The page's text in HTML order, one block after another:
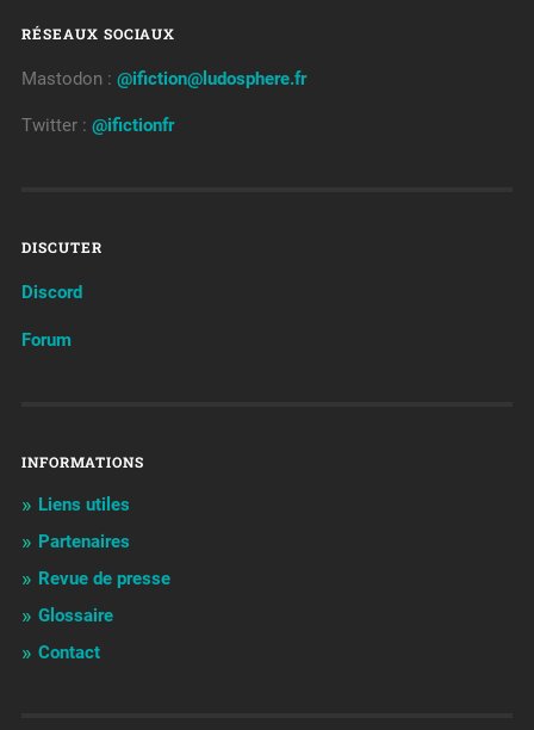
RÉSEAUX SOCIAUX
Mastodon : @ifiction@ludosphere.fr
Twitter : @ifictionfr
DISCUTER
Discord
Forum
INFORMATIONS
Liens utiles
Partenaires
Revue de presse
Glossaire
Contact